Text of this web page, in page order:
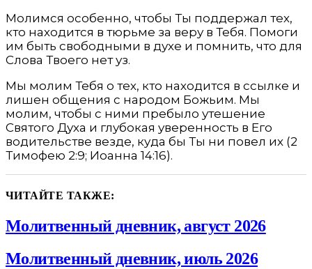
Молимся особенно, чтобы Ты поддержал тех,
кто находится в тюрьме за веру в Тебя. Помоги
им быть свободными в духе и помнить, что для
Слова Твоего нет уз.
Мы молим Тебя о тех, кто находится в ссылке и
лишен общения с народом Божьим. Мы
молим, чтобы с ними пребыло утешение
Святого Духа и глубокая уверенность в Его
водительстве везде, куда бы Ты ни повел их (2
Тимофею 2:9; Иоанна 14:16).
ЧИТАЙТЕ ТАКЖЕ:
Молитвенный дневник, август 2026
Молитвенный дневник, июль 2026